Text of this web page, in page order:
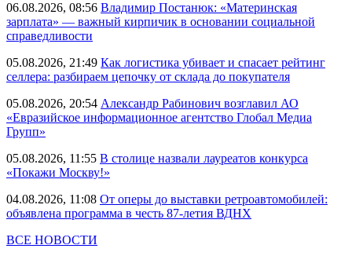
06.08.2026, 08:56 Владимир Постанюк: «Материнская
зарплата» — важный кирпичик в основании социальной
справедливости
05.08.2026, 21:49 Как логистика убивает и спасает рейтинг
селлера: разбираем цепочку от склада до покупателя
05.08.2026, 20:54 Александр Рабинович возглавил АО
«Евразийское информационное агентство Глобал Медиа
Групп»
05.08.2026, 11:55 В столице назвали лауреатов конкурса
«Покажи Москву!»
04.08.2026, 11:08 От оперы до выставки ретроавтомобилей:
объявлена программа в честь 87-летия ВДНХ
ВСЕ НОВОСТИ